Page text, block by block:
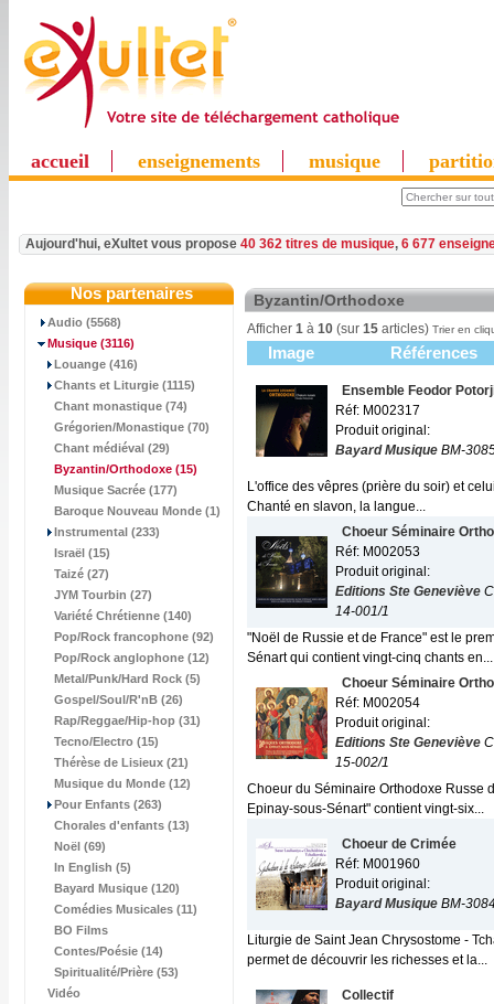
accueil enseignements musique
Aujourd'hui, eXultet vous propose 40 362 titres de musique, 6 677
Nos partenaires
Audio (5568)
Musique (3116)
Louange (416)
Chants et Liturgie (1115)
Chant monastique (74)
Grégorien/Monastique (70)
Chant médiéval (29)
Byzantin/Orthodoxe (15)
Musique Sacrée (177)
Baroque Nouveau Monde (1)
Instrumental (233)
Israël (15)
Taizé (27)
JYM Tourbin (27)
Variété Chrétienne (140)
Pop/Rock francophone (92)
Pop/Rock anglophone (12)
Metal/Punk/Hard Rock (5)
Gospel/Soul/R'nB (26)
Rap/Reggae/Hip-hop (31)
Tecno/Electro (15)
Thérèse de Lisieux (21)
Musique du Monde (12)
Pour Enfants (263)
Chorales d'enfants (13)
Noël (69)
In English (5)
Bayard Musique (120)
Comédies Musicales (11)
BO Films
Contes/Poésie (14)
Spiritualité/Prière (53)
Vidéo
Byzantin/Orthodoxe
Afficher 1 à 10 (sur 15 articles) Trier en
Image Références
Ensemble Feodor
Réf: M002317
Produit original:
Bayard Musique BM-
L'office des vêpres (prière du soir) et
Chanté en slavon, la langue...
Choeur Séminaire
Réf: M002053
Produit original:
Editions Ste Geneviève
14-001/1
"Noël de Russie et de France" est le
Sénart qui contient vingt-cinq chants en...
Choeur Séminaire
Réf: M002054
Produit original:
Editions Ste Geneviève
15-002/1
Choeur du Séminaire Orthodoxe Russe
Epinay-sous-Sénart" contient vingt-six...
Choeur de Crimée
Réf: M001960
Produit original:
Bayard Musique BM-
Liturgie de Saint Jean Chrysostome -
permet de découvrir les richesses et la...
Collectif